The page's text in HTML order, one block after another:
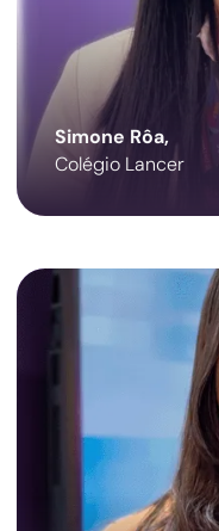
Simone Rôa,
Colégio Lancer